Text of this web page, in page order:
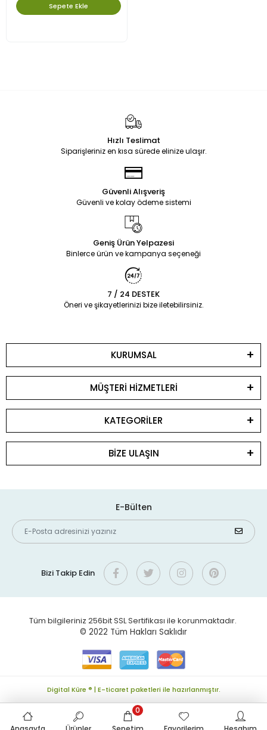
Sepete Ekle
Hızlı Teslimat
Siparişleriniz en kısa sürede elinize ulaşır.
Güvenli Alışveriş
Güvenli ve kolay ödeme sistemi
Geniş Ürün Yelpazesi
Binlerce ürün ve kampanya seçeneği
7 / 24 DESTEK
Öneri ve şikayetlerinizi bize iletebilirsiniz.
KURUMSAL
MÜŞTERİ HİZMETLERİ
KATEGORİLER
BİZE ULAŞIN
E-Bülten
Bizi Takip Edin
Tüm bilgileriniz 256bit SSL Sertifikası ile korunmaktadır.
© 2022 Tüm Hakları Saklıdır
0
Digital Küre ® | E-ticaret paketleri ile hazırlanmıştır.